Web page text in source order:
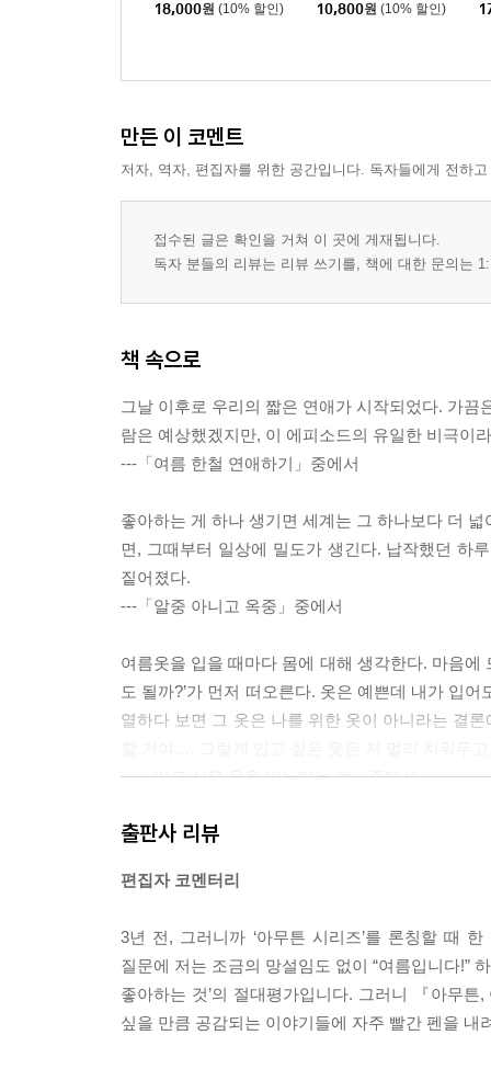
― 낮술
결핍으로부터 시작된 여행
― 여름휴가
18,000원 (10% 할인) 10,800원 (10% 할인)
만든 이 코멘트
저자, 역자, 편집자를 위한 공간입니다. 독자들에게 전하
접수된 글은 확인을 거쳐 이 곳에 게재됩니다.
독자 분들의 리뷰는 리뷰 쓰기를, 책에 대한 문의는
책 속으로
그날 이후로 우리의 짧은 연애가 시작되었다. 가
람은 예상했겠지만, 이 에피소드의 유일한 비극이
---「여름 한철 연애하기」중에서
좋아하는 게 하나 생기면 세계는 그 하나보다 더
면, 그때부터 일상에 밀도가 생긴다. 납작했던 하
짙어졌다.
---「알중 아니고 옥중」중에서
여름옷을 입을 때마다 몸에 대해 생각한다. 마음에
도 될까?’가 먼저 떠오른다. 옷은 예쁜데 내가 입
열하다 보면 그 옷은 나를 위한 옷이 아니라는 결
---「입고 싶은 옷을 입는다는 것」중에서
나와 같은 생각을 가진 사람들과 여름마다 수영
는 모임이 아니라, 아무리 시간이 지나도 수영을
좋아하는 계절을 닮은 사람과 좋아하는 계절을 함
른 색깔을 덧입는 느낌이었다. 하지만 알고 있었
---「여름으로부터 온 사람」중에서
출판사 리뷰
편집자 코멘터리
3년 전, 그러니까 ‘아무튼 시리즈’를 론칭할 때
질문에 저는 조금의 망설임도 없이 “여름입니다!”
좋아하는 것’의 절대평가입니다. 그러니 『아무
싶을 만큼 공감되는 이야기들에 자주 빨간 펜을